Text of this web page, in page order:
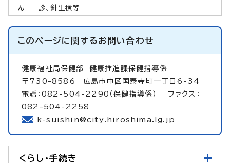
ん
診、針生検等
このページに関するお問い合わせ
健康福祉局保健部 健康推進課保健指導係
〒730-8586 広島市中区国泰寺町一丁目6-34
電話：082-504-2290（保健指導係） ファクス：
082-504-2258
k-suishin@city.hiroshima.lg.jp
くらし・手続き